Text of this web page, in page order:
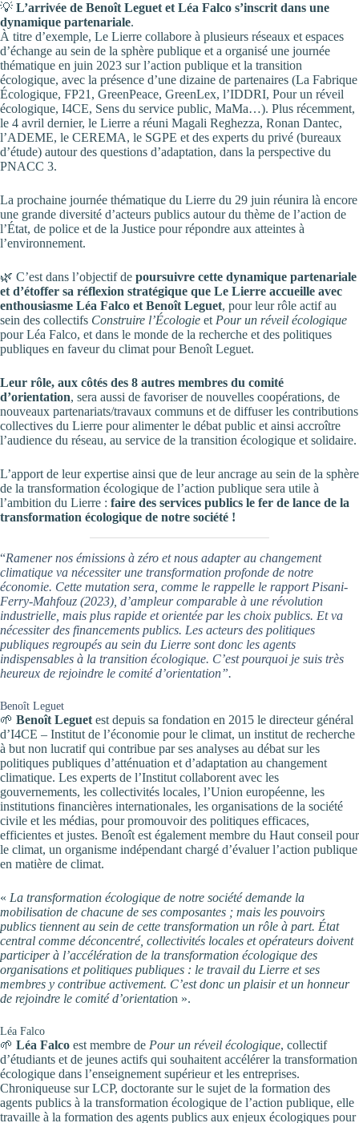
💡 L’arrivée de Benoît Leguet et Léa Falco s’inscrit dans une
dynamique partenariale.
À titre d’exemple, Le Lierre collabore à plusieurs réseaux et espaces
d’échange au sein de la sphère publique et a organisé une journée
thématique en juin 2023 sur l’action publique et la transition
écologique, avec la présence d’une dizaine de partenaires (La Fabrique
Écologique, FP21, GreenPeace, GreenLex, l’IDDRI, Pour un réveil
écologique, I4CE, Sens du service public, MaMa…). Plus récemment,
le 4 avril dernier, le Lierre a réuni Magali Reghezza, Ronan Dantec,
l’ADEME, le CEREMA, le SGPE et des experts du privé (bureaux
d’étude) autour des questions d’adaptation, dans la perspective du
PNACC 3.
La prochaine journée thématique du Lierre du 29 juin réunira là encore
une grande diversité d’acteurs publics autour du thème de l’action de
l’État, de police et de la Justice pour répondre aux atteintes à
l’environnement.
🌿 C’est dans l’objectif de poursuivre cette dynamique partenariale
et d’étoffer sa réflexion stratégique que Le Lierre accueille avec
enthousiasme Léa Falco et Benoît Leguet, pour leur rôle actif au
sein des collectifs Construire l’Écologie et Pour un réveil écologique
pour Léa Falco, et dans le monde de la recherche et des politiques
publiques en faveur du climat pour Benoît Leguet.
Leur rôle, aux côtés des 8 autres membres du comité
d’orientation, sera aussi de favoriser de nouvelles coopérations, de
nouveaux partenariats/travaux communs et de diffuser les contributions
collectives du Lierre pour alimenter le débat public et ainsi accroître
l’audience du réseau, au service de la transition écologique et solidaire.
L’apport de leur expertise ainsi que de leur ancrage au sein de la sphère
de la transformation écologique de l’action publique sera utile à
l’ambition du Lierre : faire des services publics le fer de lance de la
transformation écologique de notre société !
“Ramener nos émissions à zéro et nous adapter au changement
climatique va nécessiter une transformation profonde de notre
économie. Cette mutation sera, comme le rappelle le rapport Pisani-
Ferry-Mahfouz (2023), d’ampleur comparable à une révolution
industrielle, mais plus rapide et orientée par les choix publics. Et va
nécessiter des financements publics. Les acteurs des politiques
publiques regroupés au sein du Lierre sont donc les agents
indispensables à la transition écologique. C’est pourquoi je suis très
heureux de rejoindre le comité d’orientation”.
Benoît Leguet
🌱 Benoît Leguet est depuis sa fondation en 2015 le directeur général
d’I4CE – Institut de l’économie pour le climat, un institut de recherche
à but non lucratif qui contribue par ses analyses au débat sur les
politiques publiques d’atténuation et d’adaptation au changement
climatique. Les experts de l’Institut collaborent avec les
gouvernements, les collectivités locales, l’Union européenne, les
institutions financières internationales, les organisations de la société
civile et les médias, pour promouvoir des politiques efficaces,
efficientes et justes. Benoît est également membre du Haut conseil pour
le climat, un organisme indépendant chargé d’évaluer l’action publique
en matière de climat.
« La transformation écologique de notre société demande la
mobilisation de chacune de ses composantes ; mais les pouvoirs
publics tiennent au sein de cette transformation un rôle à part. État
central comme déconcentré, collectivités locales et opérateurs doivent
participer à l’accélération de la transformation écologique des
organisations et politiques publiques : le travail du Lierre et ses
membres y contribue activement. C’est donc un plaisir et un honneur
de rejoindre le comité d’orientation ».
Léa Falco
🌱 Léa Falco est membre de Pour un réveil écologique, collectif
d’étudiants et de jeunes actifs qui souhaitent accélérer la transformation
écologique dans l’enseignement supérieur et les entreprises.
Chroniqueuse sur LCP, doctorante sur le sujet de la formation des
agents publics à la transformation écologique de l’action publique, elle
travaille à la formation des agents publics aux enjeux écologiques pour